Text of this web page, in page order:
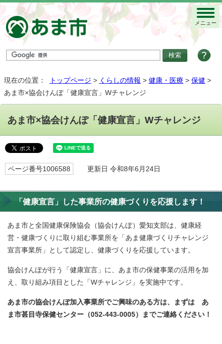
メニュー
現在の位置： トップページ > くらしの情報 > 健康・医療 > 保健 >
あま市×協会けんぽ「健康宣言」Wチャレンジ
あま市×協会けんぽ「健康宣言」Wチャレンジ
ページ番号1006588 更新日 令和8年6月24日
「健康宣言」した事業所の健康づくりを応援します！
あま市と全国健康保険協会（協会けんぽ）愛知支部は、健康経
営・健康づくりに取り組む事業所を「あま健康づくりチャレンジ
宣言事業所」として認定し、健康づくりを応援しています。
協会けんぽが行う「健康宣言」に、あま市の保健事業の活用を加
え、取り組み項目とした「Wチャレンジ」を実施中です。
あま市の協会けんぽ加入事業所でご興味のある方は、まずは あ
ま市甚目寺保健センター（052-443-0005）までご連絡ください！